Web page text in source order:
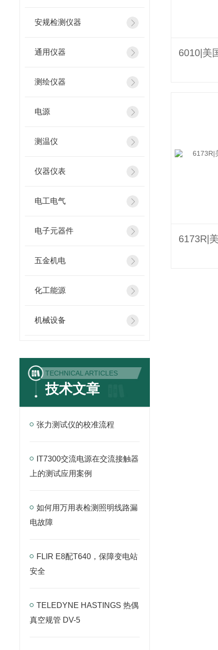
安规检测仪器
通用仪器
测绘仪器
电源
测温仪
仪器仪表
电工电气
电子元器件
五金机电
化工能源
机械设备
TECHNICAL ARTICLES
技术文章
张力测试仪的校准流程
IT7300交流电源在交流接触器
上的测试应用案例
如何用万用表检测照明线路漏
电故障
FLIR E8配T640，保障变电站
安全
TELEDYNE HASTINGS 热偶
真空规管 DV-5